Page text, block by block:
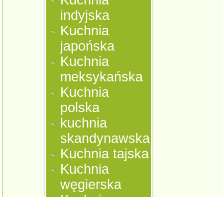
indyjska
Kuchnia
japońska
Kuchnia
meksykańska
Kuchnia
polska
kuchnia
skandynawska
Kuchnia tajska
Kuchnia
węgierska